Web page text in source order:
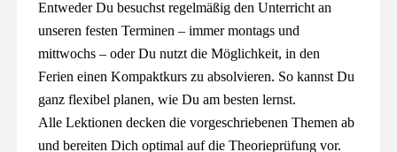
Entweder Du besuchst regelmäßig den Unterricht an
unseren festen Terminen – immer montags und
mittwochs – oder Du nutzt die Möglichkeit, in den
Ferien einen Kompaktkurs zu absolvieren. So kannst Du
ganz flexibel planen, wie Du am besten lernst.
Alle Lektionen decken die vorgeschriebenen Themen ab
und bereiten Dich optimal auf dieTheorieprüfung vor.